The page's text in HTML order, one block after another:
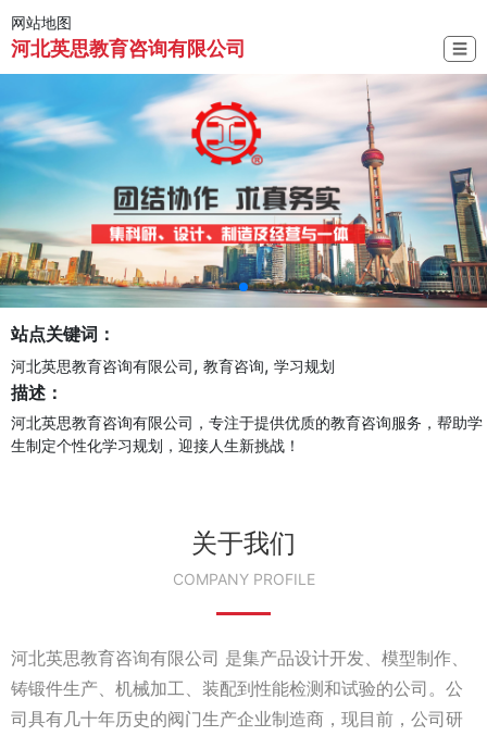
网站地图
河北英思教育咨询有限公司 ☰
站点关键词：
河北英思教育咨询有限公司, 教育咨询, 学习规划
描述：
河北英思教育咨询有限公司，专注于提供优质的教育咨询服务，帮助学
生制定个性化学习规划，迎接人生新挑战！
关于我们
COMPANY PROFILE
河北英思教育咨询有限公司 是集产品设计开发、模型制作、
铸锻件生产、机械加工、装配到性能检测和试验的公司。公
司具有几十年历史的阀门生产企业制造商，现目前，公司研